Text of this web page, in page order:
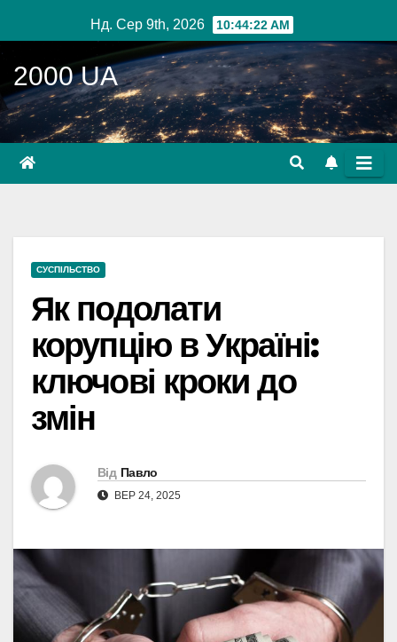
до
вмісту
Нд. Сер 9th, 2026 10:44:23 AM
2000 UA
СУСПІЛЬСТВО
Як подолати
корупцію в Україні:
ключові кроки до
змін
Від Павло
ВЕР 24, 2025